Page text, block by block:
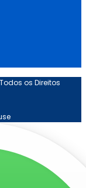
os Direitos